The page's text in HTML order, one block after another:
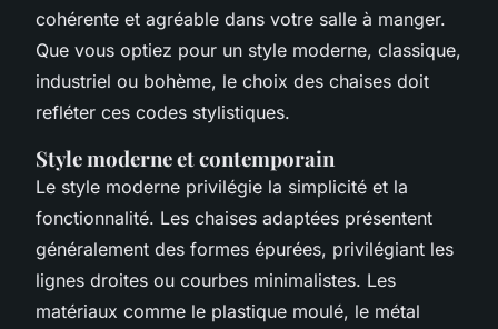
cohérente et agréable dans votre salle à manger.
Que vous optiez pour un style moderne, classique,
industriel ou bohème, le choix des chaises doit
refléter ces codes stylistiques.
Style moderne et contemporain
Le style moderne privilégie la simplicité et la
fonctionnalité. Les chaises adaptées présentent
généralement des formes épurées, privilégiant les
lignes droites ou courbes minimalistes. Les
matériaux comme le plastique moulé, le métal